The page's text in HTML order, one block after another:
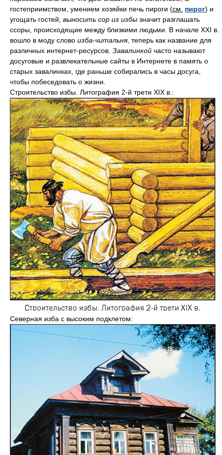
гостеприимством, умением хозяйки печь пироги (см. пирог) и
угощать гостей; выносить сор из избы значит разглашать
ссоры, происходящие между близкими людьми. В начале XXI в.
вошло в моду слово изба-читальня, теперь как название для
различных интернет-ресурсов. Завалинкой часто называют
досуговые и развлекательные сайты в Интернете в память о
старых завалинках, где раньше собирались в часы досуга,
чтобы побеседовать о жизни.
Строительство избы. Литография 2-й трети XIX в.:
Северная изба с высоким подклетом: